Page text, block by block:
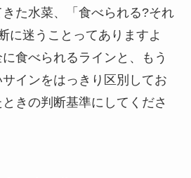
た水菜、「食べられる?それ
に迷うことってありますよ
食べられるラインと、もう
インをはっきり区別してお
きの判断基準にしてくださ